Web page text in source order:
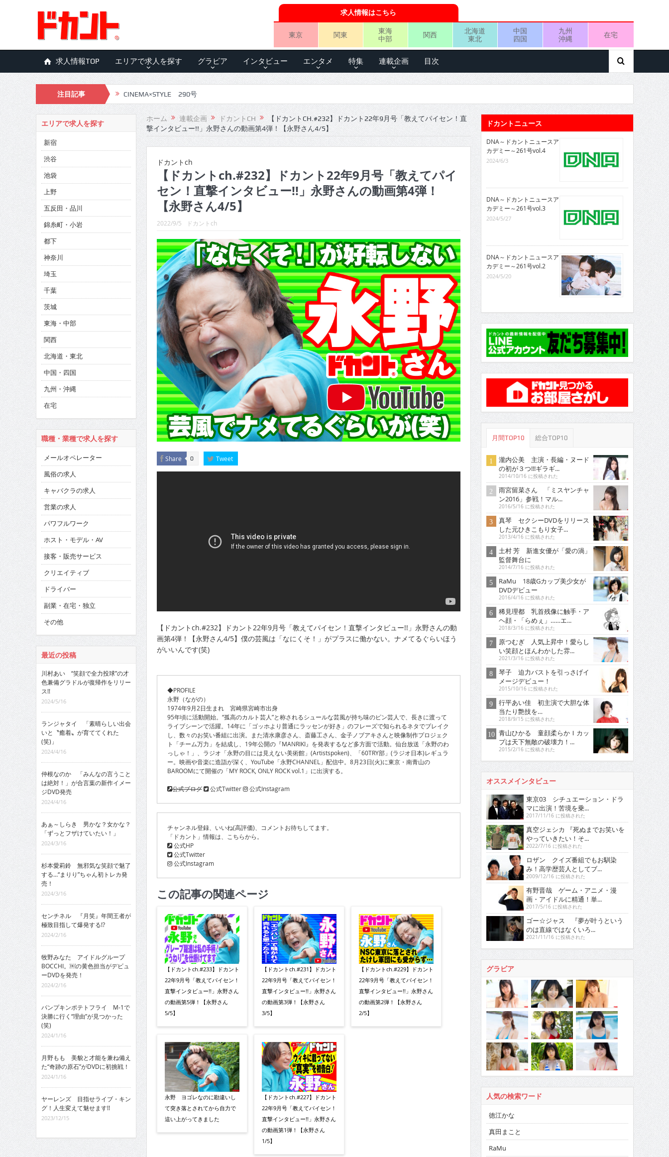
求人情報はこちら
東京 関東
東海
中部
関西
北海道
東北
中国
四国
九州
沖縄
在宅
求人情報TOP エリアで求人を探す グラビア インタビュー エンタメ 特集 連載企画 目次
注目記事 CINEMA×STYLE 290号
CINEMA×STYLE 289号
CINEMA×STYLE 288号
CINEMA×STYLE 287号
CINEMA×STYLE 286号
CINEMA×STYLE 285号
CINEMA×STYLE 294号
CINEMA×STYLE 293号
CINEMA×STYLE 292号
CINEMA×STYLE 291号
ホーム 連載企画 ドカントCH
【ドカントCH.#232】ドカント22年9月号「教えてパイセン！直
撃インタビュー!!」永野さんの動画第4弾！【永野さん4/5】
ドカントch
【ドカントch.#232】ドカント22年9月号「教えてパイ
セン！直撃インタビュー!!」永野さんの動画第4弾！
【永野さん4/5】
2022/9/5 ドカントch
Share 0 Tweet
【ドカントch.#232】ドカント22年9月号「教えてパイセン！直撃インタビュー!!」永野さんの動
画第4弾！【永野さん4/5】僕の芸風は「なにくそ！」がプラスに働かない。ナメてるぐらいほう
がいいんです(笑)
◆PROFILE
永野（ながの）
1974年9月2日生まれ 宮崎県宮崎市出身
95年頃に活動開始。“孤高のカルト芸人”と称されるシュールな芸風が持ち味のピン芸人で、長きに渡って
ライブシーンで活躍。14年に「ゴッホより普通にラッセンが好き」のフレーズで知られるネタでブレイク
し、数々のお笑い番組に出演。また清水康彦さん、斎藤工さん、金子ノブアキさんと映像制作プロジェク
ト「チーム万力」を結成し、19年公開の『MANRIKI』を発表するなど多方面で活動。仙台放送「永野のわ
っしゃ！」、ラジオ「永野の目には見えない美術館」(Artistspoken)、「60TRY部」(ラジオ日本)レギュラ
ー。映画や音楽に造詣が深く、YouTube「永野CHANNEL」配信中。8月23日(火)に東京・南青山の
BAROOMにて開催の「MY ROCK, ONLY ROCK vol.1」に出演する。
公式ブログ 公式Twitter 公式Instagram
チャンネル登録、いいね(高評価)、コメントお待ちしてます。
「ドカント」情報は、こちらから。
公式HP
公式Twitter
公式Instagram
この記事の関連ページ
【ドカントch.#233】ドカント
22年9月号「教えてパイセン！
直撃インタビュー!!」永野さん
の動画第5弾！【永野さん
5/5】
永野 ヨゴレなのに勘違いし
て突き落とされてから自力で
這い上がってきました
【ドカントch.#231】ドカント
22年9月号「教えてパイセン！
直撃インタビュー!!」永野さん
の動画第3弾！【永野さん
3/5】
【ドカントch.#227】ドカント
22年9月号「教えてパイセン！
直撃インタビュー!!」永野さん
の動画第1弾！【永野さん
1/5】
【ドカントch.#229】ドカント
22年9月号「教えてパイセン！
直撃インタビュー!!」永野さん
の動画第2弾！【永野さん
2/5】
エリアで求人を探す
新宿
渋谷
池袋
上野
五反田・品川
錦糸町・小岩
都下
神奈川
埼玉
千葉
茨城
東海・中部
関西
北海道・東北
中国・四国
九州・沖縄
在宅
職種・業種で求人を探す
メールオペレーター
風俗の求人
キャバクラの求人
営業の求人
パワフルワーク
ホスト・モデル・AV
接客・販売サービス
クリエイティブ
ドライバー
副業・在宅・独立
その他
最近の投稿
川村あい “笑顔で全力投球”の才
色兼備グラドルが復帰作をリリー
ス!!
2024/5/16
ランジャタイ 「素晴らしい出会
いと〝癒着〟が育ててくれた
(笑)」
2024/4/16
仲根なのか 「みんなの言うこと
は絶対！」が合言葉の新作イメー
ジDVD発売
2024/4/16
あぁ～しらき 男かな？女かな？
「ずっとフザけていたい！」
2024/3/16
杉本愛莉鈴 無邪気な笑顔で魅了
する…“まりり”ちゃん初トレカ発
売！
2024/3/16
センチネル 『月笑』年間王者が
極致目指して爆発する!?
2024/2/16
牧野みなた アイドルグループ
BOCCHI。￼の黄色担当がデビュ
ーDVDを発売！
2024/2/16
パンプキンポテトフライ M-1で
決勝に行く“理由”が見つかった
(笑)
2024/1/16
月野もも 美貌と才能を兼ね備え
た“奇跡の原石”がDVDに初挑戦！
2024/1/16
ヤーレンズ 目指せライブ・キン
グ！人生変えて魅せます!!
2023/12/15
ドカントニュース
DNA～ドカントニュースア
カデミー～261号vol.4
2024/6/3
DNA～ドカントニュースア
カデミー～261号vol.3
2024/5/27
DNA～ドカントニュースア
カデミー～261号vol.2
2024/5/20
月間TOP10 総合TOP10
瀧内公美 主演・長編・ヌード
の初が３つ!!!ギラギ...
2014/10/16 に投稿された
雨宮留菜さん 「ミスヤンチャ
ン2016」参戦！マル...
2016/5/16 に投稿された
真琴 セクシーDVDをリリース
した元ひきこもり女子...
2013/4/16 に投稿された
土村 芳 新進女優が「愛の渦」
監督舞台に
2014/7/16 に投稿された
RaMu 18歳Gカップ美少女が
DVDデビュー
2016/4/16 に投稿された
稀見理都 乳首残像に触手・ア
ヘ顔・「らめぇ」……エ...
2018/3/16 に投稿された
原つむぎ 人気上昇中！愛らし
い笑顔とほんわかした雰...
2021/3/16 に投稿された
琴子 迫力バストを引っさげイ
メージデビュー！
2015/10/16 に投稿された
行平あい佳 初主演で大胆な体
当たり艶技を…
2018/9/15 に投稿された
青山ひかる 童顔柔らかＩカッ
プは天下無敵の破壊力！...
2015/2/16 に投稿された
オススメインタビュー
東京03 シチュエーション・ドラ
マに出演！苦境を乗...
2017/11/16 に投稿された
真空ジェシカ 『死ぬまでお笑いを
やっていきたい！そ...
2022/7/16 に投稿された
ロザン クイズ番組でもお馴染
み！高学歴芸人としてブ...
2009/12/16 に投稿された
有野晋哉 ゲーム・アニメ・漫
画・アイドルに精通！単...
2017/5/16 に投稿された
ゴー☆ジャス 『夢が叶うという
のは直線ではなくいろ...
2021/11/16 に投稿された
グラビア
人気の検索ワード
徳江かな
真田まこと
RaMu